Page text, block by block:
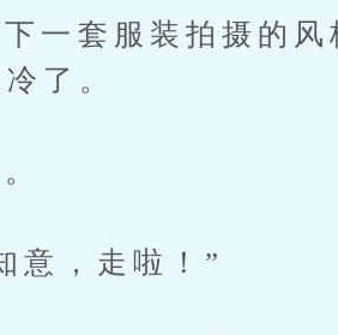
套服装拍摄的风
了。
，走啦！”